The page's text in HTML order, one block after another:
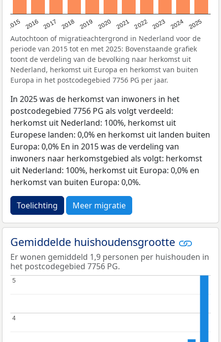
2015 2016 2017 2018 2019 2020 2021 2022 2023 2024 2025
Autochtoon of migratieachtergrond in Nederland voor de
periode van 2015 tot en met 2025: Bovenstaande grafiek
toont de verdeling van de bevolking naar herkomst uit
Nederland, herkomst uit Europa en herkomst van buiten
Europa in het postcodegebied 7756 PG per jaar.
In 2025 was de herkomst van inwoners in het
postcodegebied 7756 PG als volgt verdeeld:
herkomst uit Nederland: 100%, herkomst uit
Europese landen: 0,0% en herkomst uit landen buiten
Europa: 0,0% En in 2015 was de verdeling van
inwoners naar herkomstgebied als volgt: herkomst
uit Nederland: 100%, herkomst uit Europa: 0,0% en
herkomst van buiten Europa: 0,0%.
Toelichting Meer migratie
Gemiddelde huishoudensgrootte
Er wonen gemiddeld 1,9 personen per huishouden in
het postcodegebied 7756 PG.
4
4
5
5